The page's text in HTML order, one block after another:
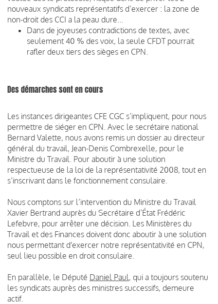
nouveaux syndicats représentatifs d’exercer : la zone de
non-droit des CCI a la peau dure...
Dans de joyeuses contradictions de textes, avec
seulement 40 % des voix, la seule CFDT pourrait
rafler deux tiers des sièges en CPN.
Des démarches sont en cours
Les instances dirigeantes CFE CGC s’impliquent, pour nous
permettre de siéger en CPN. Avec le secrétaire national
Bernard Valette, nous avons remis un dossier au directeur
général du travail, Jean-Denis Combrexelle, pour le
Ministre du Travail. Pour aboutir à une solution
respectueuse de la loi de la représentativité 2008, tout en
s’inscrivant dans le fonctionnement consulaire.
Nous comptons sur l’intervention du Ministre du Travail
Xavier Bertrand auprès du Secrétaire d’État Frédéric
Lefebvre, pour arrêter une décision. Les Ministères du
Travail et des Finances doivent donc aboutir à une solution
nous permettant d'exercer notre représentativité en CPN,
seul lieu possible en droit consulaire.
En parallèle, le Député Daniel Paul, qui a toujours soutenu
les syndicats auprès des ministres successifs, demeure
actif.